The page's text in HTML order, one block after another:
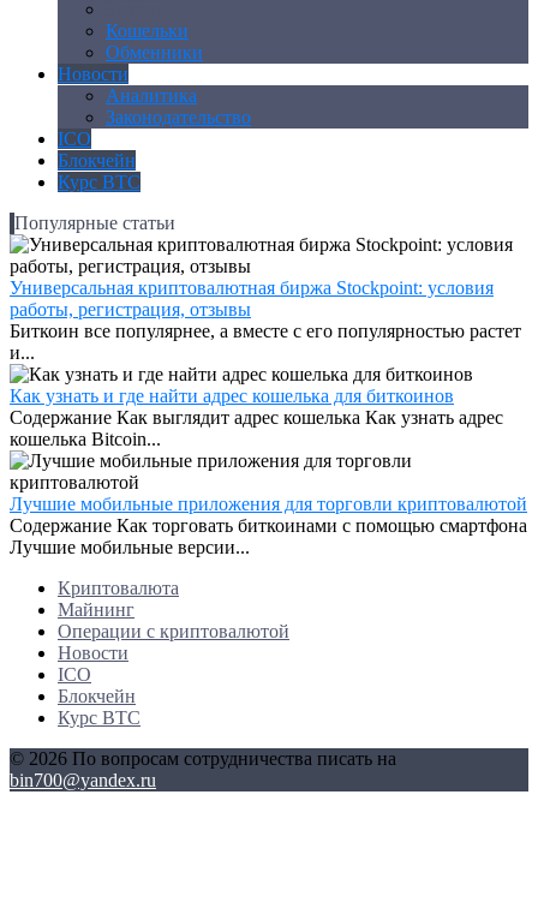
Кошельки
Обменники
Новости
Аналитика
Законодательство
ICO
Блокчейн
Курс BTC
Популярные статьи
Универсальная криптовалютная биржа Stockpoint: условия
работы, регистрация, отзывы
Биткоин все популярнее, а вместе с его популярностью растет
и...
Как узнать и где найти адрес кошелька для биткоинов
Содержание Как выглядит адрес кошелька Как узнать адрес
кошелька Bitcoin...
Лучшие мобильные приложения для торговли криптовалютой
Содержание Как торговать биткоинами с помощью смартфона
Лучшие мобильные версии...
Криптовалюта
Майнинг
Операции с криптовалютой
Новости
ICO
Блокчейн
Курс BTC
© 2026 По вопросам сотрудничества писать на
bin700@yandex.ru